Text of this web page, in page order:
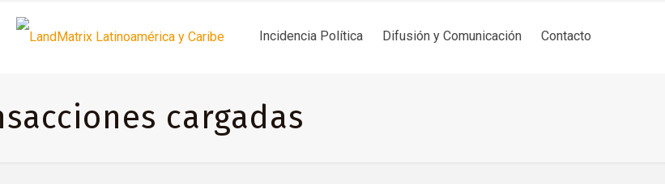
Incidencia Política Difusión y Comunicación Contacto
cargadas